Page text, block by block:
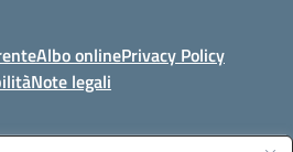
Albo onlinePrivacy Policy
Note legali